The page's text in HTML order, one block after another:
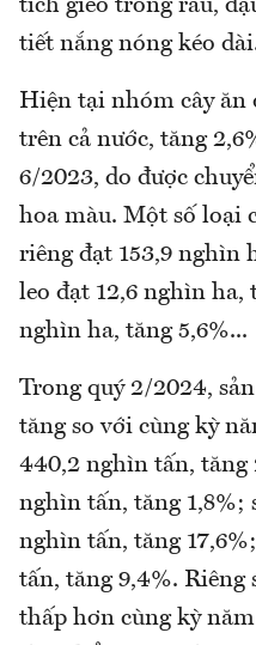
tích gieo trồng rau,
tiết nắng nóng kéo
Hiện tại nhóm cây ăn
trên cả nước, tăng
6/2023, do được
hoa màu. Một số loại
riêng đạt 153,9 nghìn
leo đạt 12,6 nghìn ha,
nghìn ha, tăng 5,6%...
Trong quý 2/2024,
tăng so với cùng kỳ
440,2 nghìn tấn, tăng
nghìn tấn, tăng 1,8%;
nghìn tấn, tăng
tấn, tăng 9,4%. Riêng
thấp hơn cùng kỳ